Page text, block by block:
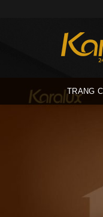
TRANG